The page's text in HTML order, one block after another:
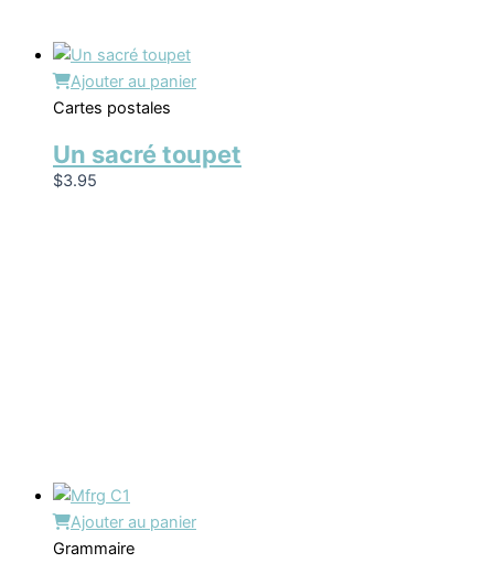
Ajouter au panier
Cartes postales
Un sacré toupet
$3.95
Ajouter au panier
Grammaire